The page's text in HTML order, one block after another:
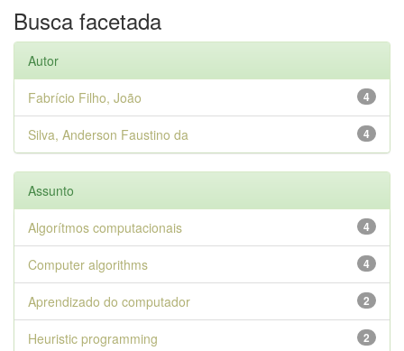
Busca facetada
Autor
4
Fabrício Filho, João
4
Silva, Anderson Faustino da
Assunto
4
Algorítmos computacionais
4
Computer algorithms
2
Aprendizado do computador
2
Heuristic programming